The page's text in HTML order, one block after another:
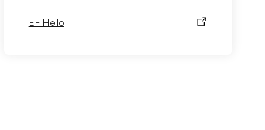
EF Hello